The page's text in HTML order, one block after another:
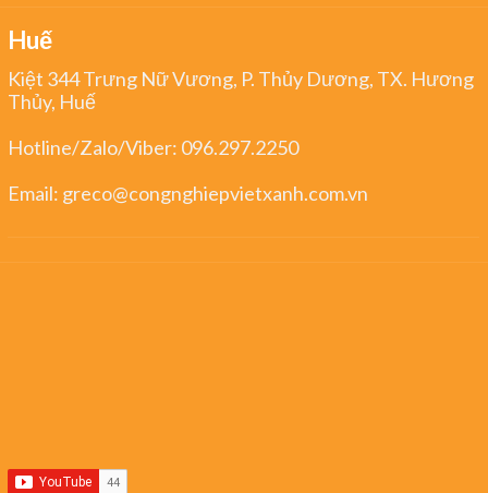
Huế
Kiệt 344 Trưng Nữ Vương, P. Thủy Dương, TX. Hương
Thủy, Huế
Hotline/Zalo/Viber: 096.297.2250
Email: greco@congnghiepvietxanh.com.vn